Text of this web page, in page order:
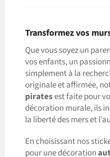
Transformez vos
Que vous soyez un
vos enfants, un
simplement à la
originale et affirmée,
piratesest faite pour
décoration murale, ils
la liberté des mers et
En choisissant nos
pour une décoration